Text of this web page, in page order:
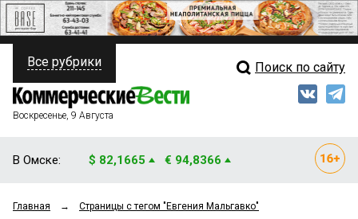
ПОЛИТИКА
ФИНАНСЫ
ОБЩЕСТВО
Свежий выпуск
Мнения
Все рубрики Поиск по сайту
Воскресенье, 9 Августа
В Омске: $ 82,1665 € 94,8366
Главная → Страницы c тегом "Евгения Мальгавко"